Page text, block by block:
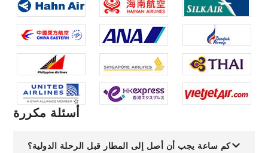
أسئلة مكررة
كم ساعة يجب أن أصل إلى المطار قبل الرحلة الدولية؟